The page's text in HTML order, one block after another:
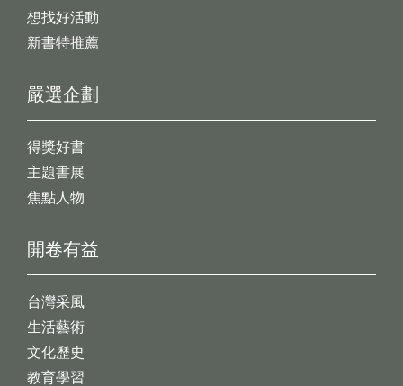
想找好活動
新書特推薦
開卷有益
台灣采風
生活藝術
文化歷史
教育學習
嚴選企劃
得獎好書
主題書展
焦點人物